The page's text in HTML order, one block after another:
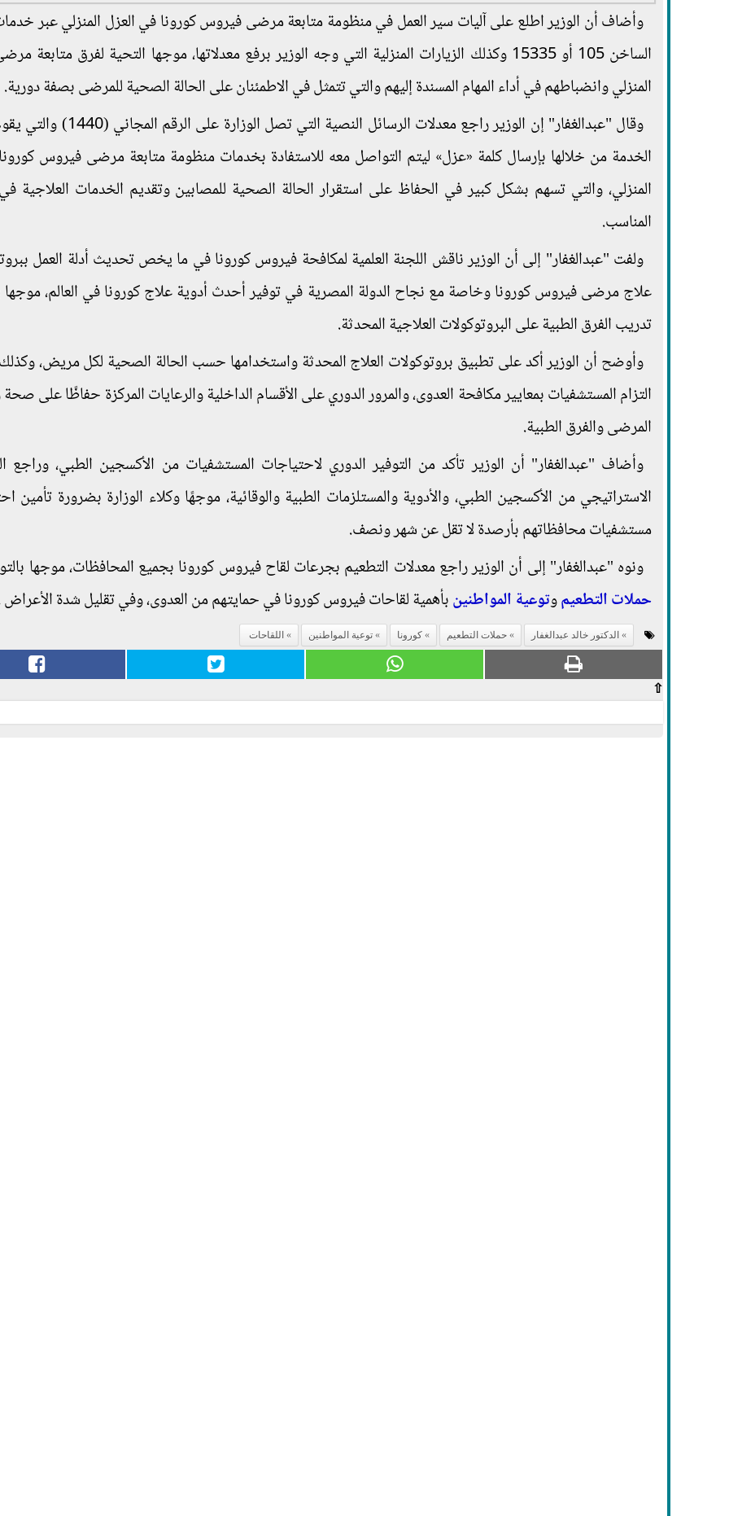
وأضاف أن الوزير اطلع على آليات سير العمل في منظومة متابعة مرضى فيروس كورونا في العزل المنزلي عبر
الساخن 105 أو 15335 وكذلك الزيارات المنزلية التي وجه الوزير برفع معدلاتها، موجها التحية لفرق متابعة
المنزلي وانضباطهم في أداء المهام المسندة إليهم والتي تتمثل في الاطمئنان على الحالة الصحية للمرضى بصفة دورية.
وقال "عبدالغفار" إن الوزير راجع معدلات الرسائل النصية التي تصل
الخدمة من خلالها بإرسال كلمة «عزل» ليتم التواصل معه للاستفادة بخدمات منظومة متابعة مرضى فيروس
المنزلي، والتي تسهم بشكل كبير في الحفاظ على استقرار الحالة الصحية للمصابين وتقديم الخدمات العلاجية
المناسب.
ولفت "عبدالغفار" إلى أن الوزير ناقش اللجنة العلمية لمكافحة فيروس كورونا في ما يخص تحديث أدلة العمل
علاج مرضى فيروس كورونا وخاصة مع نجاح الدولة المصرية في توفير أحدث أدوية علاج كورونا في العالم،
تدريب الفرق الطبية على البروتوكولات العلاجية المحدثة.
وأوضح أن الوزير أكد على تطبيق بروتوكولات العلاج المحدثة واستخدامها حسب الحالة الصحية لكل مريض،
التزام المستشفيات بمعايير مكافحة العدوى، والمرور الدوري على الأقسام الداخلية والرعايات المركزة حفاظًا على
المرضى والفرق الطبية.
وأضاف "عبدالغفار" أن الوزير تأكد من التوفير الدوري لاحتياجات المستشفيات من الأكسجين الطبي، وراجع
الاستراتيجي من الأكسجين الطبي، والأدوية والمستلزمات الطبية والوقائية، موجهًا وكلاء الوزارة بضرورة تأمين
مستشفيات محافظاتهم بأرصدة لا تقل عن شهر ونصف.
ونوه "عبدالغفار" إلى أن الوزير راجع معدلات التطعيم بجرعات لقاح فيروس كورونا بجميع المحافظات، موجها
حملات التطعيموتوعية المواطنينبأهمية لقاحات فيروس كورونا في حمايتهم من العدوى، وفي تقليل شدة الأعراض
الدكتور خالد عبدالغفار حملات التطعيم كورونا توعية المواطنين اللقاحات
⇧